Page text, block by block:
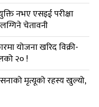
नभए एसइई परीक्षा
चेतावनी
योजना खरिद विक्री-
२० !
मृत्यूको रहस्य खुल्यो,